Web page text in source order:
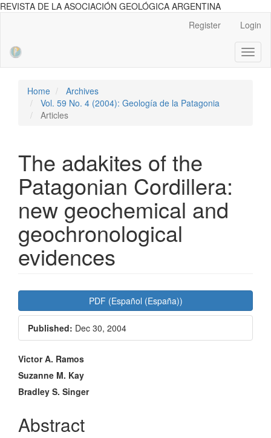
REVISTA DE LA ASOCIACIÓN GEOLÓGICA ARGENTINA
Sidebar
Register Login
Home
Archives
Vol. 59 No. 4 (2004): Geología de la Patagonia
Articles
The adakites of the
Patagonian Cordillera:
new geochemical and
geochronological
evidences
Article
Sidebar
PDF (Español (España))
Published: Dec 30, 2004
Main
Article
Content
Victor A. Ramos
Suzanne M. Kay
Bradley S. Singer
Abstract